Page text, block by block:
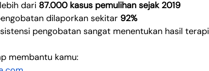
dari 87.000 kasus pemulihan sejak 2019
dilaporkan sekitar 92%
pengobatan sangat menentukan hasil terapi
membantu kamu: